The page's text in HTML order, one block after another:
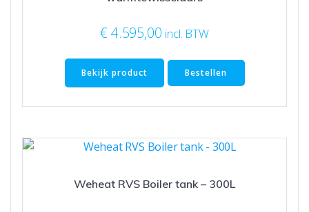
€ 4.595,00 incl. BTW
Bekijk product Bestellen
Weheat RVS Boiler tank – 300L